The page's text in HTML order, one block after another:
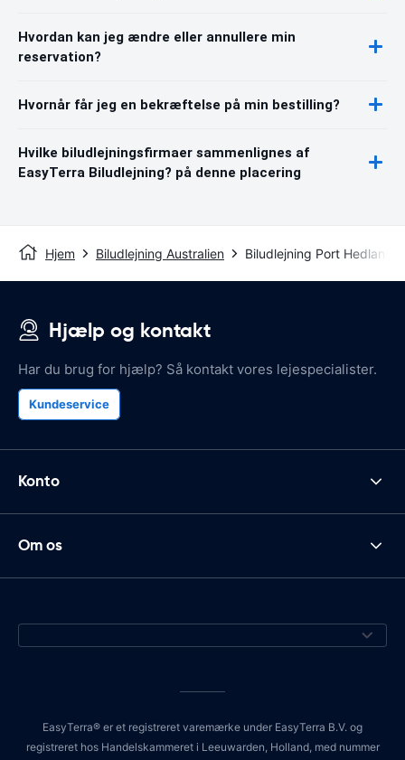
Hvordan kan jeg ændre eller annullere min
reservation?
Hvornår får jeg en bekræftelse på min bestilling?
Hvilke biludlejningsfirmaer sammenlignes af
EasyTerra Biludlejning? på denne placering
Hjem Biludlejning Australien Biludlejning Port Hedland
Hjælp og kontakt
Har du brug for hjælp? Så kontakt vores lejespecialister.
Kundeservice
Konto
Om os
EasyTerra® er et registreret varemærke under EasyTerra B.V. og
registreret hos Handelskammeret i Leeuwarden, Holland, med nummer